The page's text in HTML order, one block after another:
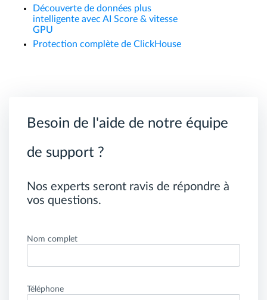
Découverte de données plus
intelligente avec AI Score & vitesse
GPU
Protection complète de ClickHouse
Besoin de l'aide de notre équipe
de support ?
Nos experts seront ravis de répondre à
vos questions.
Nom complet
Téléphone